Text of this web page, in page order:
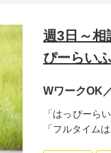
週3日～
ぴーらい
WワークOK
「はっぴーら
「フルタイム